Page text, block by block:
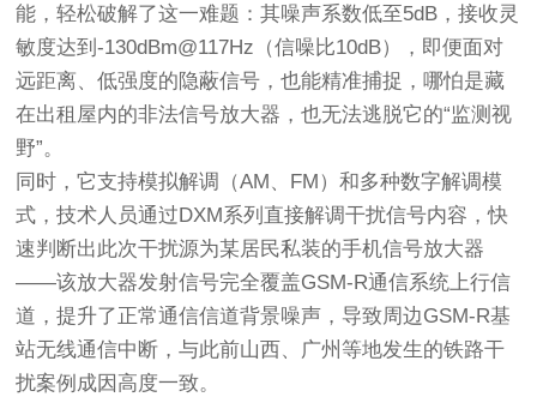
能，轻松破解了这一难题：其噪声系数低至5dB，接收灵
敏度达到-130dBm@117Hz（信噪比10dB），即便面对
远距离、低强度的隐蔽信号，也能精准捕捉，哪怕是藏
在出租屋内的非法信号放大器，也无法逃脱它的“监测视
野”。
同时，它支持模拟解调（AM、FM）和多种数字解调模
式，技术人员通过DXM系列直接解调干扰信号内容，快
速判断出此次干扰源为某居民私装的手机信号放大器
——该放大器发射信号完全覆盖GSM-R通信系统上行信
道，提升了正常通信信道背景噪声，导致周边GSM-R基
站无线通信中断，与此前山西、广州等地发生的铁路干
扰案例成因高度一致。